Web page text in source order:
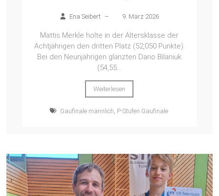
Ena Seibert – 9. März 2026
Mattis Merkle holte in der Altersklasse der
Achtjährigen den dritten Platz (52,050 Punkte).
Bei den Neunjährigen glänzten Dario Bilaniuk
(54,55...
Weiterlesen
Gaufinale männlich P-Stufen Gaufinale